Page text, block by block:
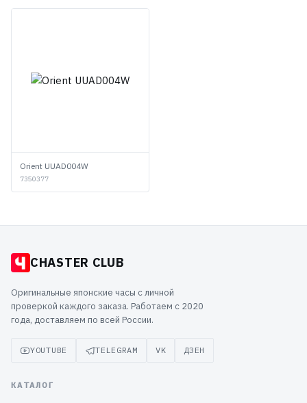
Orient UUAD004W
7350377
CHASTER CLUB
Оригинальные японские часы с личной
проверкой каждого заказа. Работаем с 2020
года, доставляем по всей России.
YOUTUBE TELEGRAM VK ДЗЕН
КАТАЛОГ